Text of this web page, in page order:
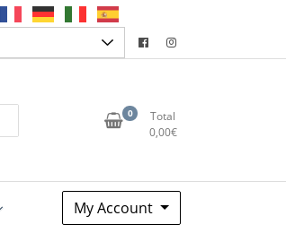
0
Total
0,00€
My Account